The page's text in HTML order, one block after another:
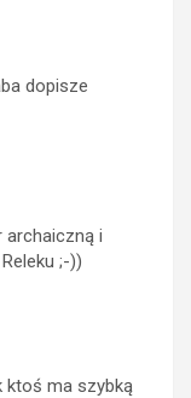
dopisze
archaiczną i
;-))
ktoś ma szybką